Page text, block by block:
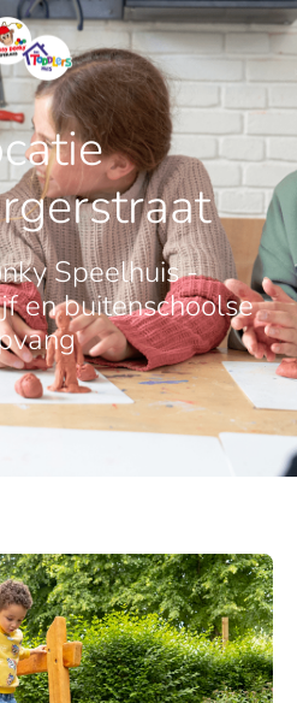
Speelhuis -
en buitenschoolse